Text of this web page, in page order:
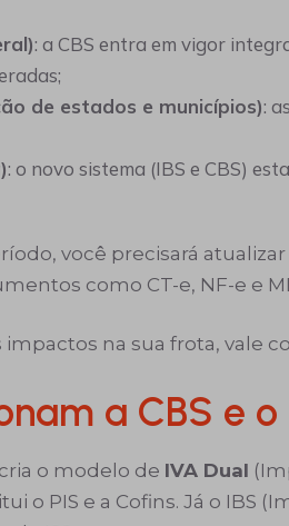
: a CBS entra em vigor
de estados e municípios):
: o novo sistema (IBS e CBS)
você precisará atualizar
como CT-e, NF-e e
na sua frota, vale
a CBS e o
o modelo de IVA Dual
o PIS e a Cofins. Já o IBS